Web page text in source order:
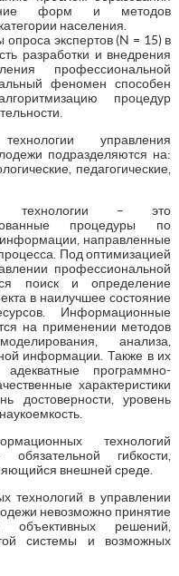
форм и методов
населения.
опроса экспертов (N = 15) в
разработки и внедрения
профессиональной
феномен способен
процедур
управления
подразделяются на:
педагогические,
технологии – это
процедуры по
направленные
Под оптимизацией
профессиональной
поиск и определение
в наилучшее состояние
Информационные
на применении методов
анализа,
информации. Также в их
программно-
характеристики
достоверности, уровень
технологий
гибкости,
внешней среде.
технологий в управлении
невозможно принятие
объективных решений,
системы и возможных